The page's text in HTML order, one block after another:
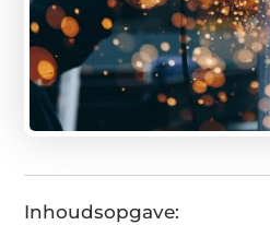
Inhoudsopgave: